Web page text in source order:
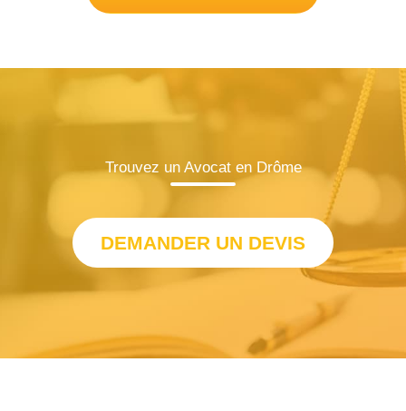
Trouvez un Avocat en Drôme
DEMANDER UN DEVIS